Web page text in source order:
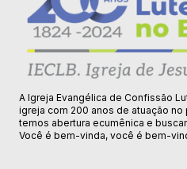
A Igreja Evangélica de Confissão
igreja com 200 anos de atuação
temos abertura ecumênica e
Você é bem-vinda, você é bem-